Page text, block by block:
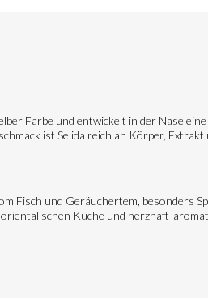
Farbe und entwickelt in der Nase
ist Selida reich an Körper, Extrakt
Fisch und Geräuchertem, besonders
Küche und herzhaft-